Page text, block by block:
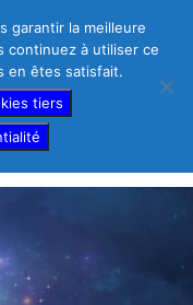
garantir la meilleure
continuez à utiliser ce
en êtes satisfait.
tiers